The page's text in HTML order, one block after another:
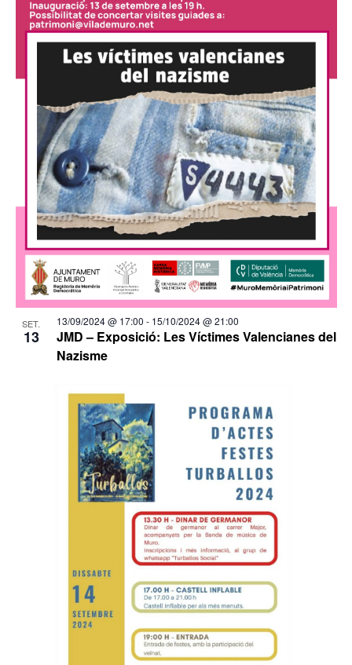
SET.
13
JMD – Exposició: Les Víctimes Valencianes del
Nazisme
13/09/2024 @ 17:00 - 15/10/2024 @ 21:00